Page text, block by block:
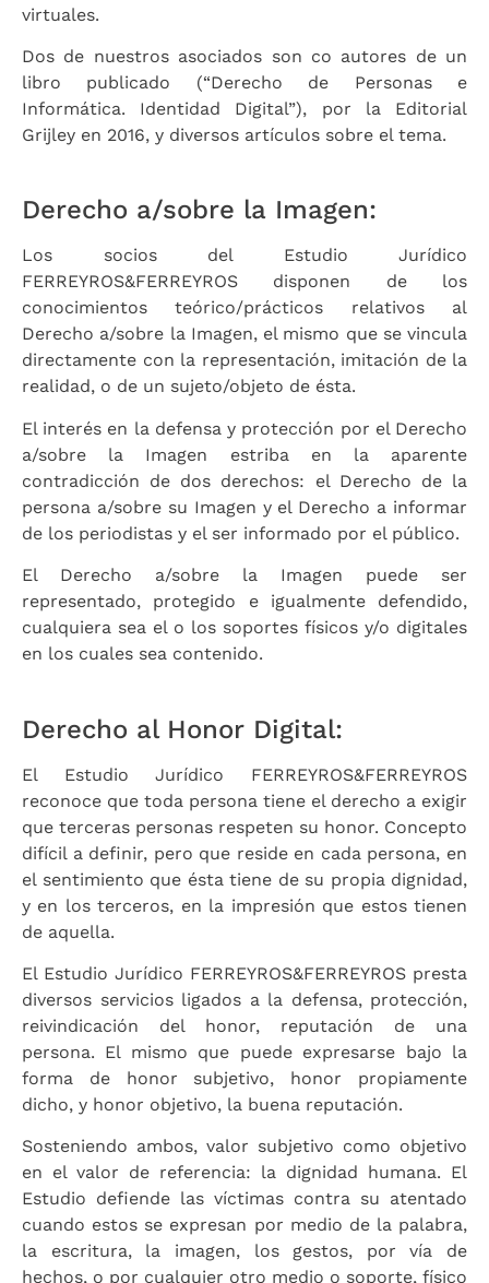
virtuales.
Dos de nuestros asociados son co autores de un
libro publicado (“Derecho de Personas e
Informática. Identidad Digital”), por la Editorial
Grijley en 2016, y diversos artículos sobre el tema.
Derecho a/sobre la Imagen:
Los socios del Estudio Jurídico
FERREYROS&FERREYROS disponen de los
conocimientos teórico/prácticos relativos al
Derecho a/sobre la Imagen, el mismo que se vincula
directamente con la representación, imitación de la
realidad, o de un sujeto/objeto de ésta.
El interés en la defensa y protección por el Derecho
a/sobre la Imagen estriba en la aparente
contradicción de dos derechos: el Derecho de la
persona a/sobre su Imagen y el Derecho a informar
de los periodistas y el ser informado por el público.
El Derecho a/sobre la Imagen puede ser
representado, protegido e igualmente defendido,
cualquiera sea el o los soportes físicos y/o digitales
en los cuales sea contenido.
Derecho al Honor Digital:
El Estudio Jurídico FERREYROS&FERREYROS
reconoce que toda persona tiene el derecho a exigir
que terceras personas respeten su honor. Concepto
difícil a definir, pero que reside en cada persona, en
el sentimiento que ésta tiene de su propia dignidad,
y en los terceros, en la impresión que estos tienen
de aquella.
El Estudio Jurídico FERREYROS&FERREYROS presta
diversos servicios ligados a la defensa, protección,
reivindicación del honor, reputación de una
persona. El mismo que puede expresarse bajo la
forma de honor subjetivo, honor propiamente
dicho, y honor objetivo, la buena reputación.
Sosteniendo ambos, valor subjetivo como objetivo
en el valor de referencia: la dignidad humana. El
Estudio defiende las víctimas contra su atentado
cuando estos se expresan por medio de la palabra,
la escritura, la imagen, los gestos, por vía de
hechos, o por cualquier otro medio o soporte, físico